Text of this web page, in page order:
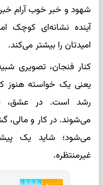
شهود و خبر خوب آرام
آینده نشانه‌ای کوچک
امیدتان را بیشتر می‌کند.
کنار فنجان، تصویری
یعنی یک خواسته هنوز
رشد است. در عشق،
می‌شوند. در کار و
می‌شود؛ شاید یک
غیرمنتظره.